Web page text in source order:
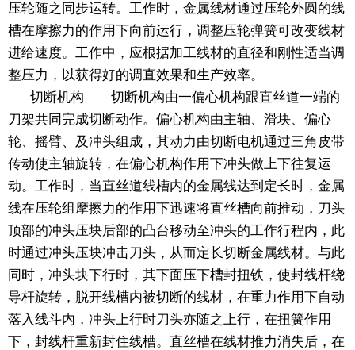
压轮随之同步运转。工作时，金属线材通过压轮外圆的线
槽在摩擦力的作用下向前运行，调整压轮弹簧可改变线材
进给速度。工作中，应根据加工线材的直径和刚性适当调
整压力，以获得好的调直效果和生产效率。
切断机构——切断机构由一偏心机构跟直丝道一端的
刀架共同完成切断动作。偏心机构由主轴、滑块、偏心
轮、摇臂、及冲头组成，其动力由切断电机通过三角皮带
传动使主轴旋转，在偏心机构作用下冲头做上下往复运
动。工作时，当直丝道线槽内的金属线达到定长时，金属
线在压轮组摩擦力的作用下迅速将直丝槽向前推动，刀头
顶部的冲头压块后部的凸台移动至冲头的工作行程内，此
时通过冲头压块冲击刀头，从而定长切断金属线材。与此
同时，冲头块下行时，其下面压下槽封扭铁，使封线杆绕
导杆旋转，脱开线槽内被切断的线材，在重力作用下自动
落入线斗内，冲头上行时刀头亦随之上行，在扭簧作用
下，封线杆重新封住线槽。直丝槽在线材推力消失后，在